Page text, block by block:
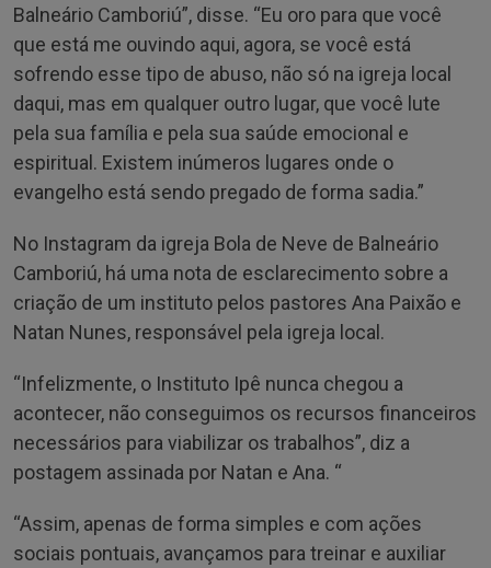
Balneário Camboriú”, disse. “Eu oro para que você
que está me ouvindo aqui, agora, se você está
sofrendo esse tipo de abuso, não só na igreja local
daqui, mas em qualquer outro lugar, que você lute
pela sua família e pela sua saúde emocional e
espiritual. Existem inúmeros lugares onde o
evangelho está sendo pregado de forma sadia.”
No Instagram da igreja Bola de Neve de Balneário
Camboriú, há uma nota de esclarecimento sobre a
criação de um instituto pelos pastores Ana Paixão e
Natan Nunes, responsável pela igreja local.
“Infelizmente, o Instituto Ipê nunca chegou a
acontecer, não conseguimos os recursos financeiros
necessários para viabilizar os trabalhos”, diz a
postagem assinada por Natan e Ana. “
“Assim, apenas de forma simples e com ações
sociais pontuais, avançamos para treinar e auxiliar